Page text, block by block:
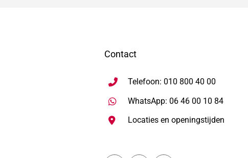
Contact
Telefoon: 010 800 40 00
WhatsApp: 06 46 00 10 84Stuur
Locaties en openingstijden